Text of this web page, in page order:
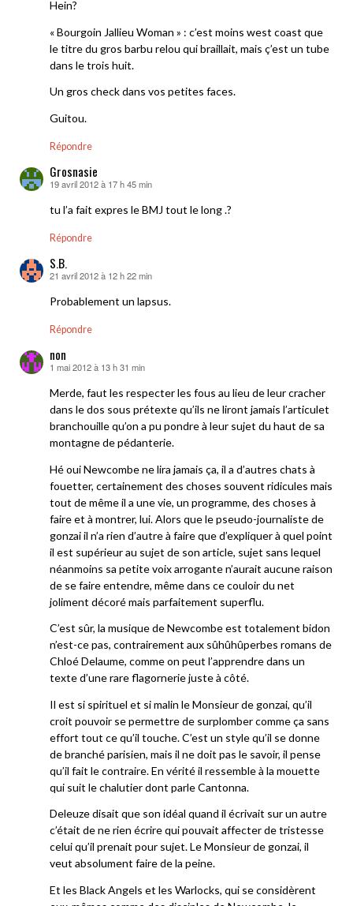
Hein?
« Bourgoin Jallieu Woman » : c’est moins west coast que
le titre du gros barbu relou qui braillait, mais ç’est un tube
dans le trois huit.
Un gros check dans vos petites faces.
Guitou.
Répondre
Grosnasie
dit :
19 avril 2012 à 17 h 45 min
tu l’a fait expres le BMJ tout le long .?
Répondre
S.B.
dit :
21 avril 2012 à 12 h 22 min
Probablement un lapsus.
Répondre
non
dit :
1 mai 2012 à 13 h 31 min
Merde, faut les respecter les fous au lieu de leur cracher
dans le dos sous prétexte qu’ils ne liront jamais l’articulet
branchouille qu’on a pu pondre à leur sujet du haut de sa
montagne de pédanterie.
Hé oui Newcombe ne lira jamais ça, il a d’autres chats à
fouetter, certainement des choses souvent ridicules mais
tout de même il a une vie, un programme, des choses à
faire et à montrer, lui. Alors que le pseudo-journaliste de
gonzai il n’a rien d’autre à faire que d’expliquer à quel point
il est supérieur au sujet de son article, sujet sans lequel
néanmoins sa petite voix arrogante n’aurait aucune raison
de se faire entendre, même dans ce couloir du net
joliment décoré mais parfaitement superflu.
C’est sûr, la musique de Newcombe est totalement bidon
n’est-ce pas, contrairement aux sûhûhûperbes romans de
Chloé Delaume, comme on peut l’apprendre dans un
texte d’une rare flagornerie juste à côté.
Il est si spirituel et si malin le Monsieur de gonzai, qu’il
croit pouvoir se permettre de surplomber comme ça sans
effort tout ce qu’il touche. C’est un style qu’il se donne
de branché parisien, mais il ne doit pas le savoir, il pense
qu’il fait le contraire. En vérité il ressemble à la mouette
qui suit le chalutier dont parle Cantonna.
Deleuze disait que son idéal quand il écrivait sur un autre
c’était de ne rien écrire qui pouvait affecter de tristesse
celui qu’il prenait pour sujet. Le Monsieur de gonzai, il
veut absolument faire de la peine.
Et les Black Angels et les Warlocks, qui se considèrent